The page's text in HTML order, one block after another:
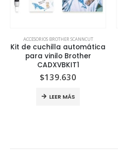
ACCESORIOS BROTHER SCANNCUT
Kit de cuchilla automática
para vinilo Brother
CADXVBKIT1
$139.630
LEER MÁS